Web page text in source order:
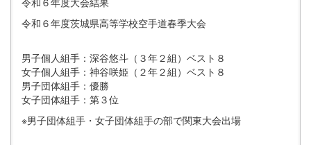
令和６年度茨城県高等学校空手道春季大会
男子個人組手：深谷悠斗（３年２組）ベスト８
女子個人組手：神谷咲姫（２年２組）ベスト８
男子団体組手：優勝
女子団体組手：第３位
※男子団体組手・女子団体組手の部で関東大会出場